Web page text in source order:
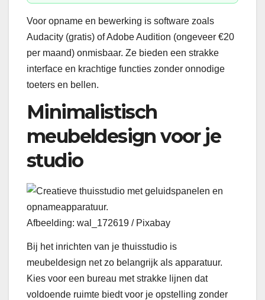
Voor opname en bewerking is software zoals
Audacity (gratis) of Adobe Audition (ongeveer €20
per maand) onmisbaar. Ze bieden een strakke
interface en krachtige functies zonder onnodige
toeters en bellen.
Minimalistisch
meubeldesign voor je
studio
Afbeelding: wal_172619 / Pixabay
Bij het inrichten van je thuisstudio is
meubeldesign net zo belangrijk als apparatuur.
Kies voor een bureau met strakke lijnen dat
voldoende ruimte biedt voor je opstelling zonder